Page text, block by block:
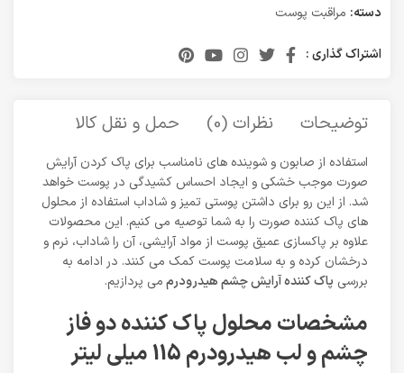
دسته: مراقبت پوست
اشتراک گذاری :
توضیحات نظرات (0) حمل و نقل کالا
استفاده از صابون و شوینده های نامناسب برای پاک کردن آرایش
صورت موجب خشکی و ایجاد احساس کشیدگی در پوست خواهد
شد. از این رو برای داشتن پوستی تمیز و شاداب استفاده از محلول
های پاک کننده صورت را به شما توصیه می کنیم. این محصولات
علاوه بر پاکسازی عمیق پوست از مواد آرایشی، آن را شاداب، نرم و
درخشان کرده و به سلامت پوست کمک می کنند. در ادامه به
بررسی پاک کننده آرایش چشم هیدرودرممی پردازیم.
مشخصات محلول پاک کننده دو فاز
چشم و لب هیدرودرم 115 میلی لیتر